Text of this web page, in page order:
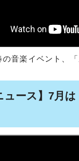
の音楽イベント、
ュース】7月